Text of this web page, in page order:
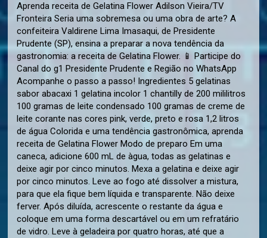
Aprenda receita de Gelatina Flower Adilson Vieira/TV
Fronteira Seria uma sobremesa ou uma obra de arte? A
confeiteira Valdirene Lima Imasaqui, de Presidente
Prudente (SP), ensina a preparar a nova tendência da
gastronomia: a receita de Gelatina Flower. 📱 Participe do
Canal do g1 Presidente Prudente e Região no WhatsApp
Acompanhe o passo a passo! Ingredientes 5 gelatinas
sabor abacaxi 1 gelatina incolor 1 chantilly de 200 mililitros
100 gramas de leite condensado 100 gramas de creme de
leite corante nas cores pink, verde, preto e rosa 1,2 litros
de água Colorida e uma tendência gastronômica, aprenda
receita de Gelatina Flower Modo de preparo Em uma
caneca, adicione 600 mL de àgua, todas as gelatinas e
deixe agir por cinco minutos. Mexa a gelatina e deixe agir
por cinco minutos. Leve ao fogo até dissolver a mistura,
para que ela fique bem líquida e transparente. Não deixe
ferver. Após diluída, acrescente o restante da água e
coloque em uma forma descartável ou em um refratário
de vidro. Leve à geladeira por quatro horas, até que a